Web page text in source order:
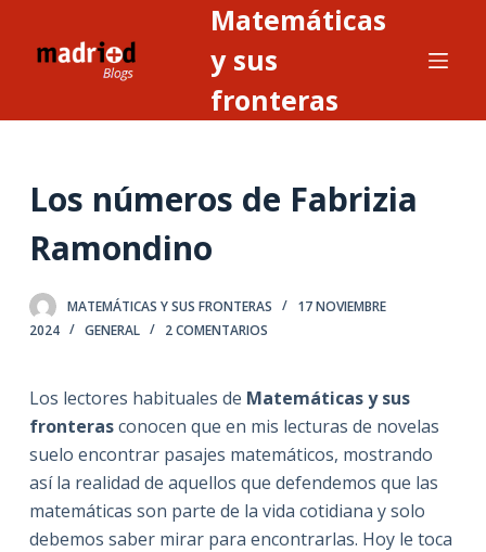
n
n
d
o
Matemáticas
y sus
fronteras
Los números de Fabrizia
Ramondino
MATEMÁTICAS Y SUS FRONTERAS
17 NOVIEMBRE
2024
GENERAL 2 COMENTARIOS
Los lectores habituales de Matemáticas y sus
fronterasconocen que en mis lecturas de novelas
suelo encontrar pasajes matemáticos, mostrando
así la realidad de aquellos que defendemos que las
matemáticas son parte de la vida cotidiana y solo
debemos saber mirar para encontrarlas. Hoy le toca